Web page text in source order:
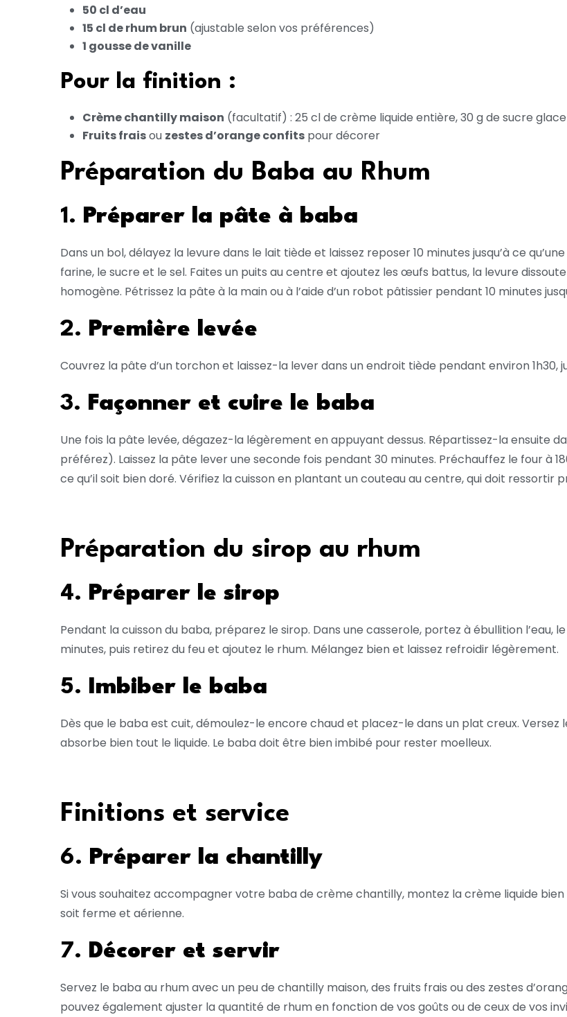
50 cl d’eau
15 cl de rhum brun (ajustable selon vos préférences)
1 gousse de vanille
Pour la finition :
Crème chantilly maison (facultatif) : 25 cl de crème liquide entière, 30 g de sucre glace
Fruits fraisou zestes d’orange confits pour décorer
Préparation du Baba au Rhum
1. Préparer la pâte à baba
Dans un bol, délayez la levure dans le lait tiède et laissez reposer 10 minutes jusqu’à ce
farine, le sucre et le sel. Faites un puits au centre et ajoutez les œufs battus, la levure
homogène. Pétrissez la pâte à la main ou à l’aide d’un robot pâtissier pendant 10 minutes
2. Première levée
Couvrez la pâte d’un torchon et laissez-la lever dans un endroit tiède pendant environ 1h30,
3. Façonner et cuire le baba
Une fois la pâte levée, dégazez-la légèrement en appuyant dessus. Répartissez-la ensuite
préférez). Laissez la pâte lever une seconde fois pendant 30 minutes. Préchauffez le four à
ce qu’il soit bien doré. Vérifiez la cuisson en plantant un couteau au centre, qui doit ressortir
Préparation du sirop au rhum
4. Préparer le sirop
Pendant la cuisson du baba, préparez le sirop. Dans une casserole, portez à ébullition l’eau,
minutes, puis retirez du feu et ajoutez le rhum. Mélangez bien et laissez refroidir légèrement.
5. Imbiber le baba
Dès que le baba est cuit, démoulez-le encore chaud et placez-le dans un plat creux. Versez
absorbe bien tout le liquide. Le baba doit être bien imbibé pour rester moelleux.
Finitions et service
6. Préparer la chantilly
Si vous souhaitez accompagner votre baba de crème chantilly, montez la crème liquide bien
soit ferme et aérienne.
7. Décorer et servir
Servez le baba au rhum avec un peu de chantilly maison, des fruits frais ou des zestes
pouvez également ajuster la quantité de rhum en fonction de vos goûts ou de ceux de vos